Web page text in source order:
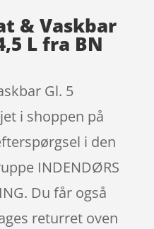
& Vaskbar
L fra BN
Gl. 5
i shoppen på
i den
INDENDØRS
Du får også
returret oven